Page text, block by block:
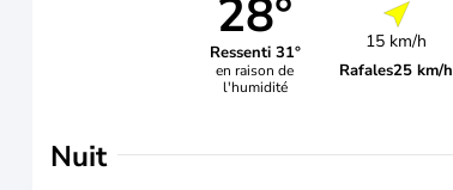
28°
Ressenti 31°
en raison de
l'humidité
15 km/h
Rafales25 km/h
Nuit